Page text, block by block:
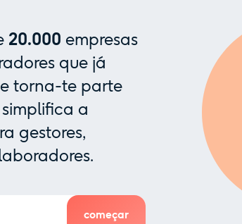
20.000 empresas
que já
torna-te parte
a
gestores,